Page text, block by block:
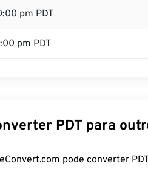
pm PDT
pm PDT
PDT para
pode converter